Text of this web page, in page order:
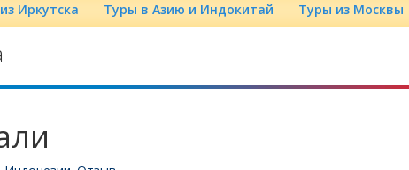
Иркутска Туры в Азию и Индокитай Туры из Москвы